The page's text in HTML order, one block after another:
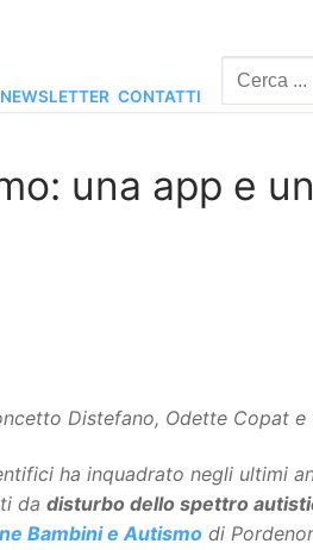
NEWSLETTER CONTATTI
Cerca:
una app e
Distefano, Odette Copat e
ha inquadrato negli ultimi
da disturbo dello spettro
Bambini e Autismo di